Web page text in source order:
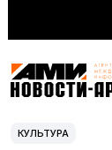
КУЛЬТУРА